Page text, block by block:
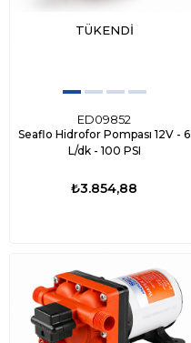
TÜKENDI
ED09852
Seaflo Hidrofor Pompası 12V - 6
L/dk - 100 PSI
₺3.854,88